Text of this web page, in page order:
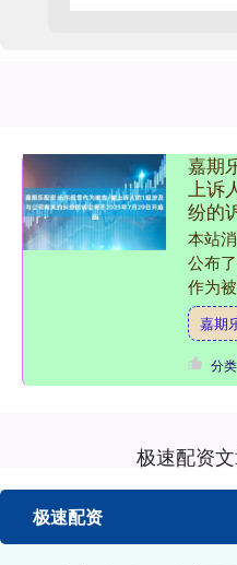
嘉期
上诉
纷的
本站
公布
作为
内容
初嘉期
分
极速配资
极速配资